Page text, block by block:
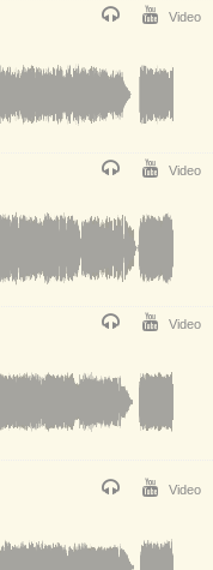
Video
Video
Video
Video